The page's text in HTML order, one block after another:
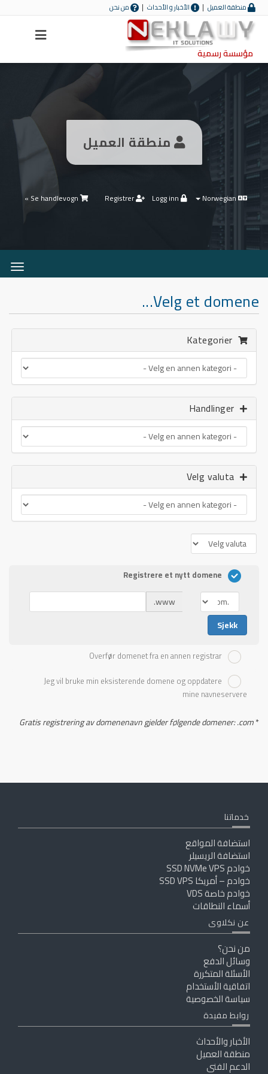
منطقة العميل الأخبار و الأحداث من نحن
مؤسسة رسمية
منطقة العميل
Registrer
Se handlevogn »
Bytt
Velg et domene...
Registrere et nytt domene
www.
Sjekk
Overfør domenet fra en annen registrar
Jeg vil bruke min eksisterende domene og oppdatere
mine navneservere
*
Gratis registrering av domenenavn gjelder følgende domener: .com
خدماتنا
استضافة المواقع
استضافة الريسيلر
خوادم SSD NVMe VPS
خوادم – أمريكا SSD VPS
خوادم خاصة VDS
أسماء النطاقات
عن نكلاوى
من نحن؟
وسائل الدفع
الأسئلة المتكررة
اتفاقية الأستخدام
سياسة الخصوصية
روابط مفيدة
الأخبار والأحداث
منطقة العميل
الدعم الفنى